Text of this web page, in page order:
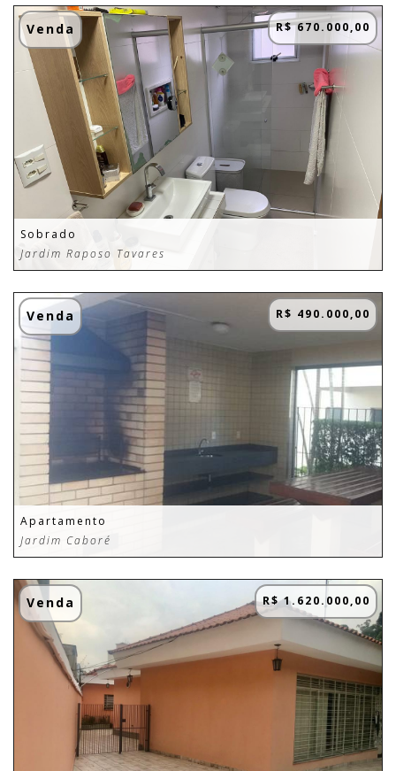
Venda R$ 670.000,00
Sobrado
Jardim Raposo Tavares
Venda R$ 490.000,00
Apartamento
Jardim Caboré
Venda R$ 1.620.000,00